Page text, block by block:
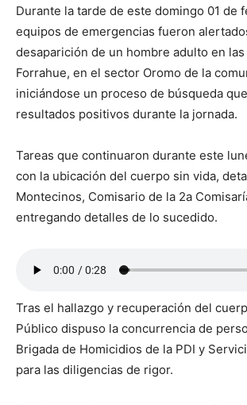
Durante la tarde de este domingo 01 de
equipos de emergencias fueron
desaparición de un hombre adulto en
Forrahue, en el sector Oromo de la
iniciándose un proceso de búsqueda
resultados positivos durante la jornada.
Tareas que continuaron durante este
con la ubicación del cuerpo sin vida,
Montecinos, Comisario de la 2a
entregando detalles de lo sucedido.
Tras el hallazgo y recuperación del
Público dispuso la concurrencia de
Brigada de Homicidios de la PDI y
para las diligencias de rigor.